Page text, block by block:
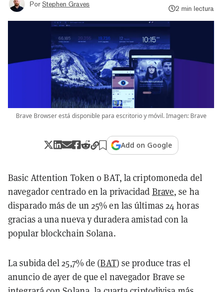
Por Stephen Graves
2 min lectura
Brave Browser está disponible para escritorio y móvil. Imagen: Brave
Add on Google
Basic Attention Token o BAT, la criptomoneda del
navegador centrado en la privacidad Brave, se ha
disparado más de un 25% en las últimas 24 horas
gracias a una nueva y duradera amistad con la
popular blockchain Solana.
La subida del 25,7% de (BAT) se produce tras el
anuncio de ayer de que el navegador Brave se